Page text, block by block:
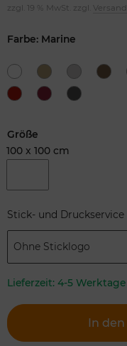
zzgl. 19 % MwSt. zzgl.
Farbe: Marine
Größe
100 x 100 cm
Stick- und
Ohne Sticklogo
Lieferzeit: 4-5 Werktage
In